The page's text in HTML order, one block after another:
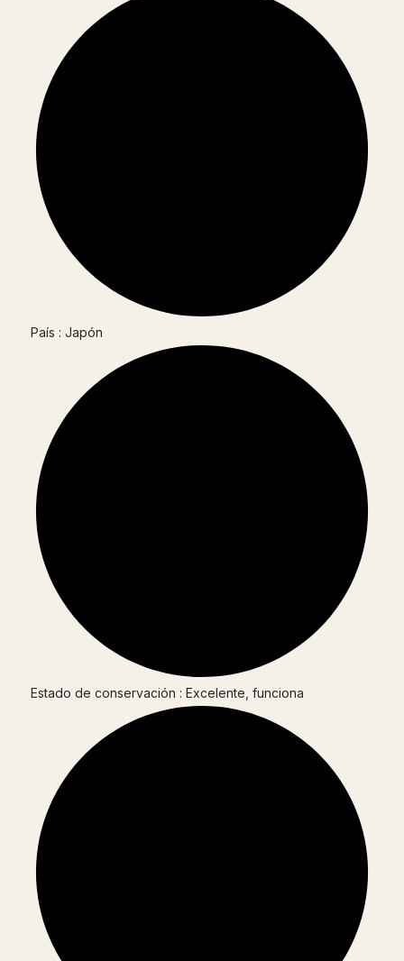
País : Japón
Estado de conservación : Excelente, funciona